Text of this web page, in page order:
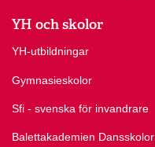
YH och skolor
YH-utbildningar
Gymnasieskolor
Sfi - svenska för invandrare
Balettakademien Dansskolor